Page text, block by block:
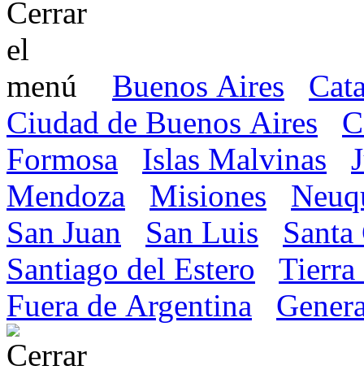
Buenos Aires
Ciudad de Buenos Aires
Formosa
Islas Malvinas
Mendoza
Misiones
San Juan
San Luis
Santiago del Estero
Tierra
Fuera de Argentina